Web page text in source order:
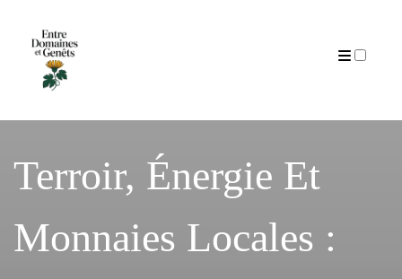
Terroir, Énergie Et
Monnaies Locales :